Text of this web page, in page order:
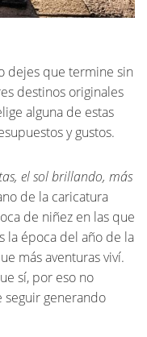
dejes que termine sin
destinos originales
alguna de estas
y gustos.
el sol brillando, más
de la caricatura
de niñez en las que
la época del año de la
más aventuras viví.
sí, por eso no
generando